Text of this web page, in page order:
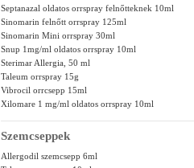
Septanazal oldatos orrspray felnőtteknek 10ml
Sinomarin felnőtt orrspray 125ml
Sinomarin Mini orrspray 30ml
Snup 1mg/ml oldatos orrspray 10ml
Sterimar Allergia, 50 ml
Taleum orrspray 15g
Vibrocil orrcsepp 15ml
Xilomare 1 mg/ml oldatos orrspray 10ml
Szemcseppek
Allergodil szemcsepp 6ml